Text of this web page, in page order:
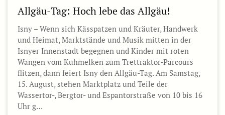
Allgäu-Tag: Hoch lebe das Allgäu!
Isny – Wenn sich Kässpatzen und Kräuter, Handwerk
und Heimat, Marktstände und Musik mitten in der
Isnyer Innenstadt begegnen und Kinder mit roten
Wangen vom Kuhmelken zum Trettraktor-Parcours
flitzen, dann feiert Isny den Allgäu-Tag. Am Samstag,
15. August, stehen Marktplatz und Teile der
Wassertor-, Bergtor- und Espantorstraße von 10 bis 16
Uhr g…